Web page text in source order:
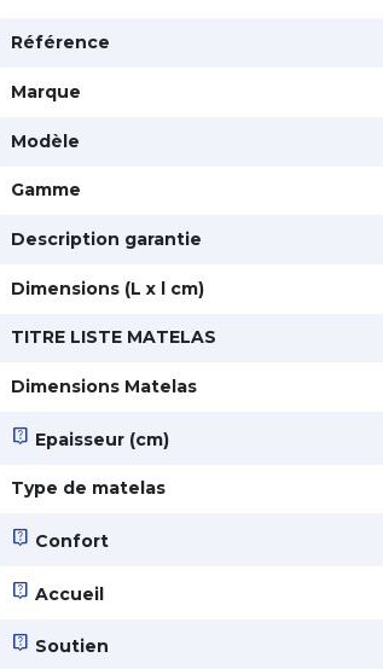
Référence
Marque
Modèle
Gamme
Description garantie
Dimensions (L x l cm)
TITRE LISTE MATELAS
Dimensions Matelas
live_help Epaisseur (cm)
Type de matelas
live_help Confort
live_help Accueil
live_help Soutien